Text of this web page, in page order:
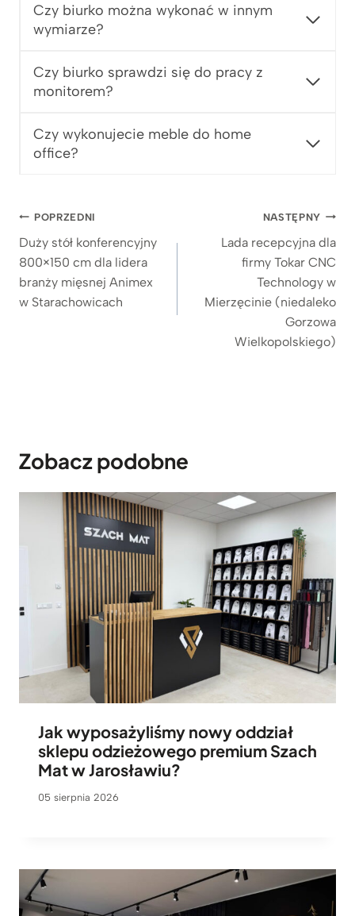
2
.
7
4
9
z
Czy biurko można wykonać w innym
wymiarze?
Czy biurko sprawdzi się do pracy z
monitorem?
Czy wykonujecie meble do home
office?
Nawigacja
wpisu
POPRZEDNI
Duży stół konferencyjny
800×150 cm dla lidera
branży mięsnej Animex
w Starachowicach
NASTĘPNY
Lada recepcyjna dla
firmy Tokar CNC
Technology w
Mierzęcinie (niedaleko
Gorzowa
Wielkopolskiego)
Zobacz podobne
Jak wyposażyliśmy nowy oddział
sklepu odzieżowego premium Szach
Mat w Jarosławiu?
05 sierpnia 2026